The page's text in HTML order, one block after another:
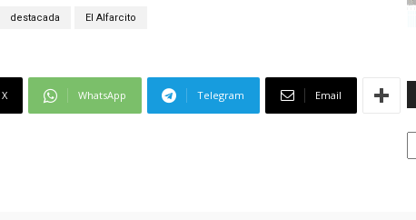
destacada El Alfarcito
X WhatsApp Telegram Email